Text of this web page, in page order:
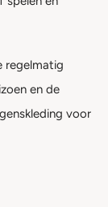
regelmatig
en de
voor